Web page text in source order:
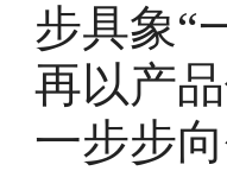
步具象“
再以产
一步步